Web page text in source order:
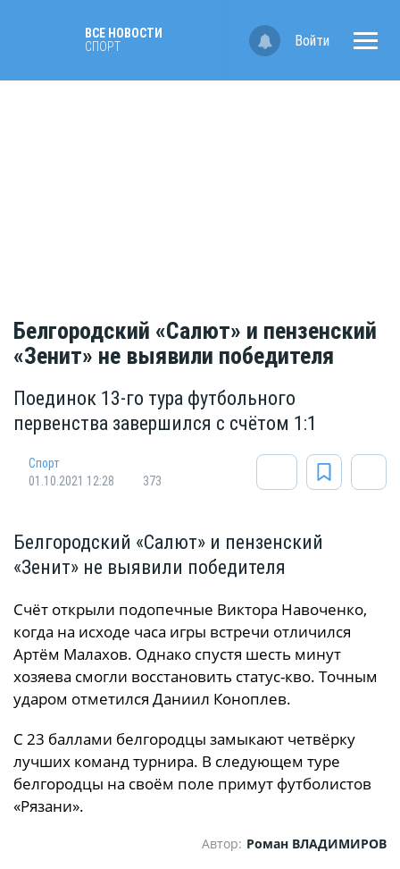
ВСЕ НОВОСТИ
СПОРТ
Войти
Белгородский «Салют» и пензенский
«Зенит» не выявили победителя
Поединок 13-го тура футбольного
первенства завершился с счётом 1:1
Спорт
01.10.2021 12:28
373
Белгородский «Салют» и пензенский
«Зенит» не выявили победителя
Счёт открыли подопечные Виктора Навоченко,
когда на исходе часа игры встречи отличился
Артём Малахов. Однако спустя шесть минут
хозяева смогли восстановить статус-кво. Точным
ударом отметился Даниил Коноплев.
С 23 баллами белгородцы замыкают четвёрку
лучших команд турнира. В следующем туре
белгородцы на своём поле примут футболистов
«Рязани».
Автор: Роман ВЛАДИМИРОВ